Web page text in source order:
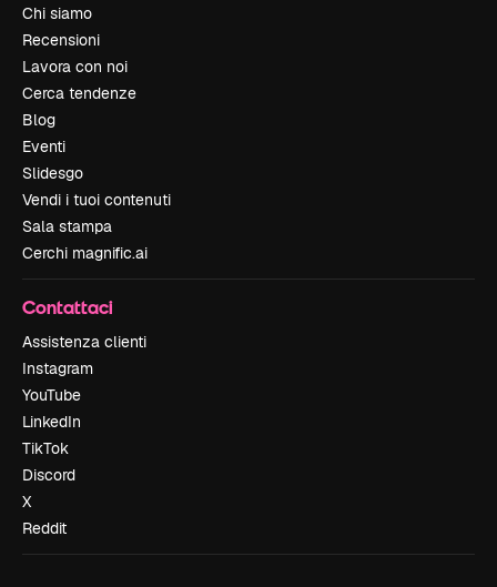
Chi siamo
Recensioni
Lavora con noi
Cerca tendenze
Blog
Eventi
Slidesgo
Vendi i tuoi contenuti
Sala stampa
Cerchi magnific.ai
Contattaci
Assistenza clienti
Instagram
YouTube
LinkedIn
TikTok
Discord
X
Reddit